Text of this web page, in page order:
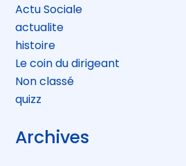
Actu Sociale
actualite
histoire
Le coin du dirigeant
Non classé
quizz
Archives